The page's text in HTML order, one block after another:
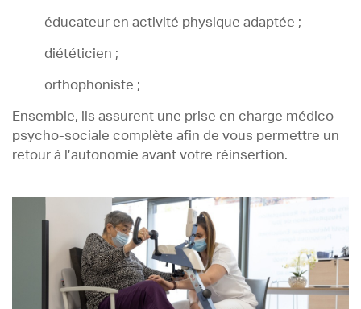
éducateur en activité physique adaptée ;
diététicien ;
orthophoniste ;
Ensemble, ils assurent une prise en charge médico-
psycho-sociale complète afin de vous permettre un
retour à l’autonomie avant votre réinsertion.